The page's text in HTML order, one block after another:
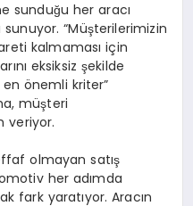
sunduğu her aracı
“Müşterilerimizin
kalmaması için
eksiksiz şekilde
önemli kriter”
müşteri
veriyor.
olmayan satış
her adımda
fark yaratıyor. Aracın